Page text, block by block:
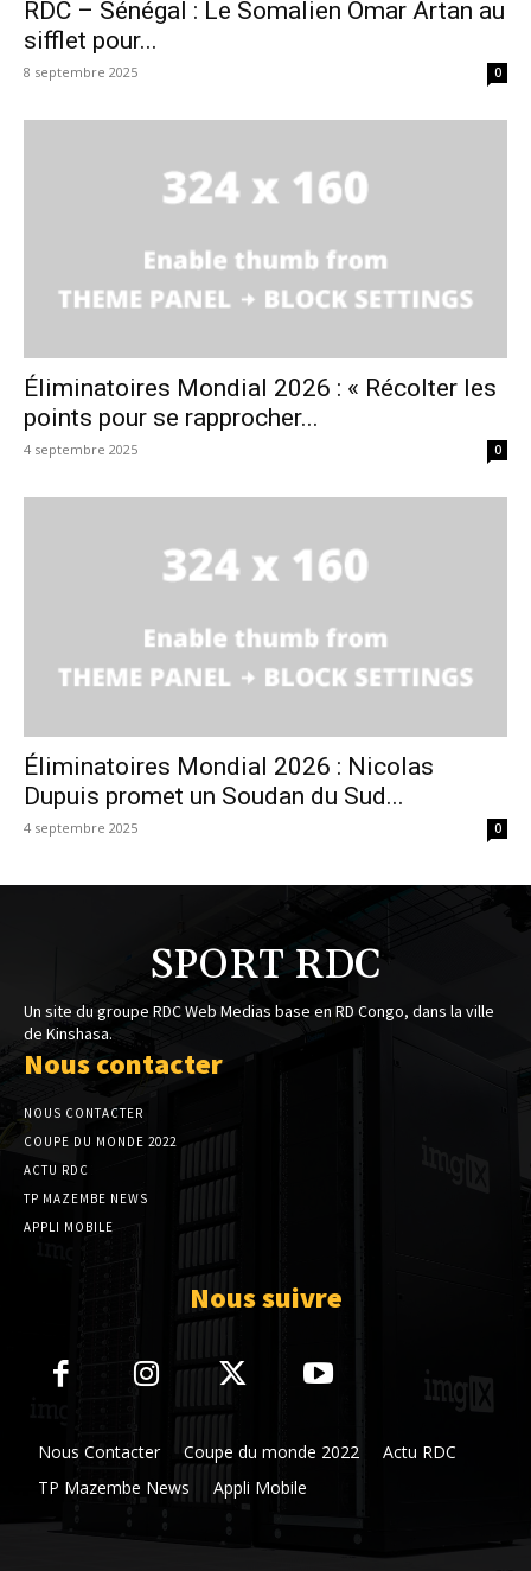
RDC – Sénégal : Le Somalien Omar Artan au
sifflet pour...
8 septembre 2025 0
Éliminatoires Mondial 2026 : « Récolter les
points pour se rapprocher...
4 septembre 2025 0
Éliminatoires Mondial 2026 : Nicolas
Dupuis promet un Soudan du Sud...
4 septembre 2025 0
SPORT RDC
Un site du groupe RDC Web Medias base en RD Congo, dans la ville
de Kinshasa.
Nous contacter
NOUS CONTACTER
COUPE DU MONDE 2022
ACTU RDC
TP MAZEMBE NEWS
APPLI MOBILE
Nous suivre
Nous Contacter Coupe du monde 2022
Actu RDC
TP Mazembe News
Appli Mobile